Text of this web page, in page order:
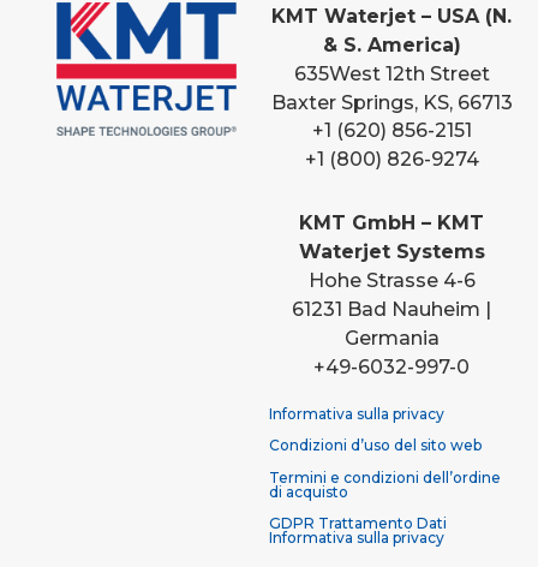
KMT Waterjet – USA (N.
& S. America)
635West 12th Street
Baxter Springs, KS, 66713
+1 (620) 856-2151
+1 (800) 826-9274
KMT GmbH – KMT
Waterjet Systems
Hohe Strasse 4-6
61231 Bad Nauheim |
Germania
+49-6032-997-0
Informativa sulla privacy
Condizioni d’uso del sito web
Termini e condizioni dell’ordine
di acquisto
GDPR Trattamento Dati
Informativa sulla privacy